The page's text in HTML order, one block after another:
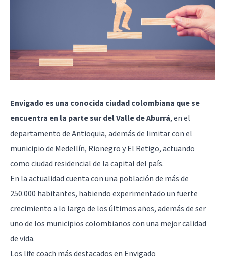
Envigado es una conocida ciudad colombiana que se
encuentra en la parte sur del Valle de Aburrá, en el
departamento de Antioquia, además de limitar con el
municipio de Medellín, Rionegro y El Retigo, actuando
como ciudad residencial de la capital del país.
En la actualidad cuenta con una población de más de
250.000 habitantes, habiendo experimentado un fuerte
crecimiento a lo largo de los últimos años, además de ser
uno de los municipios colombianos con una mejor calidad
de vida.
Los life coach más destacados en Envigado